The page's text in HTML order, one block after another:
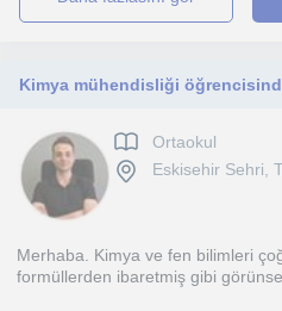
Ortaokul
Eskisehir Sehri,
Merhaba. Kimya ve fen bilimleri
formüllerden ibaretmiş gibi görünse